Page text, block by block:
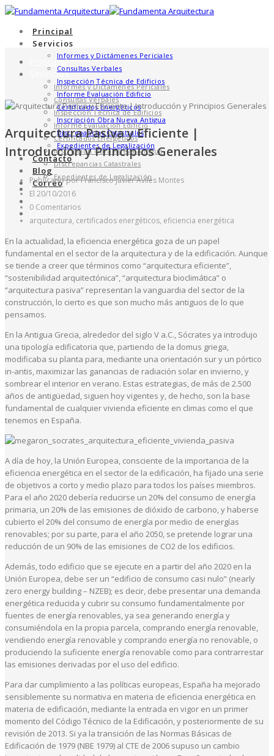
Principal
Servicios
Informes y Dictámenes Periciales
Consultas Verbales
Inspección Técnica de Edificios
Informe Evaluación Edificio
Certificados Energéticos
Inscripción Obra Nueva Antigua
Discrepancias Catastrales
Expedientes de Legalización
Contacto
Blog
Correo
Principal
Servicios
Informes y Dictámenes Periciales
Consultas Verbales
Inspección Técnica de Edificios
Informe Evaluación Edificio
Certificados Energéticos
Inscripción Obra Nueva Antigua
Discrepancias Catastrales
Expedientes de Legalización
Contacto
Correo
Arquitectura Pasiva y Eficiente |
Introducción y Principios Generales
Publicado por Francisco Javier Avilés Montes
El 20/10/2016
0 Comentarios
arquitectura, certificados energéticos, eficiencia energética
En la actualidad, la eficiencia energética goza de un papel
fundamental en el sector de la arquitectura y de la edificación. Aunque
se tiende a creer que términos como “arquitectura eficiente”,
“sostenibilidad arquitectónica”, “arquitectura bioclimática” o
“arquitectura pasiva” representan la vanguardia del sector de la
construcción, lo cierto es que son mucho más antiguos de lo que
pensamos.
En la Antigua Grecia, alrededor del siglo V a.C., Sócrates ya introdujo
una tipología edificatoria que, partiendo de la domus griega,
modificaba su planta para, mediante una orientación sur y un pórtico
in-antis, maximizar las ganancias de radiación solar en invierno, y
sombrear el interior en verano. Estas estrategias, de más de 2.500
años de antigüedad, siguen hoy vigentes y, de hecho, son la base
fundamental de cualquier vivienda eficiente en climas como el que
tenemos en España.
A día de hoy, la Unión Europea, consciente de la importancia de la
eficiencia energética en el sector de la edificación, ha fijado una serie
de objetivos a corto y medio plazo para todos los países miembros.
Para el año 2020 debería reducirse un 20% del consumo de energía
primaria, un 20% de las emisiones de dióxido de carbono, y haberse
cubierto el 20% del consumo de energía por medio de energías
renovables; por su parte, para el año 2050, se pretende lograr una
reducción de un 90% de las emisiones de CO2 de los edificios.
Además, todo edificio que se ejecute en a partir del año 2020 en la
Unión Europea, debe ser un “edificio de consumo casi nulo” (nearly
zero energy building – NZEB); es decir, debe presentar una demanda
energética reducida y cubrir su consumo fundamentalmente por
fuentes de energía renovables, ya sea generando energía y
consumiéndola en la propia parcela, comprando energía renovable,
vendiendo energía renovable y comprando energía no renovable, o
produciendo la suficiente energía renovable como para contrarrestar
las emisiones derivadas por el uso del edificio.
Para dar cumplimiento a las políticas europeas, España ha mejorado
sensiblemente su normativa en materia de eficiencia energética en
materia de edificación, mediante la entrada en vigor en un primer
momento del Código Técnico de la Edificación, y posteriormente de su
revisión de 2013. Si ya la transición de las Normas Básicas de
Edificación de 1979 (NBE 1979) al CTE de 2006 supuso un cambio